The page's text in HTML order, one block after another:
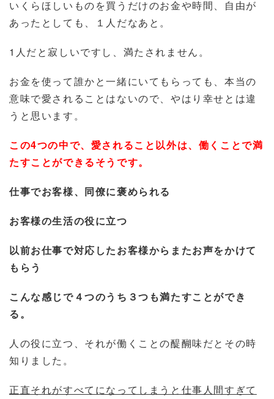
いくらほしいものを買うだけのお金や時間、自由が
あったとしても、１人だなあと。
1人だと寂しいですし、満たされません。
お金を使って誰かと一緒にいてもらっても、本当の
意味で愛されることはないので、やはり幸せとは違
うと思います。
この4つの中で、愛されること以外は、働くことで満
たすことができるそうです。
仕事でお客様、同僚に褒められる
お客様の生活の役に立つ
以前お仕事で対応したお客様からまたお声をかけて
もらう
こんな感じで４つのうち３つも満たすことができ
る。
人の役に立つ、それが働くことの醍醐味だとその時
知りました。
正直それがすべてになってしまうと仕事人間すぎて